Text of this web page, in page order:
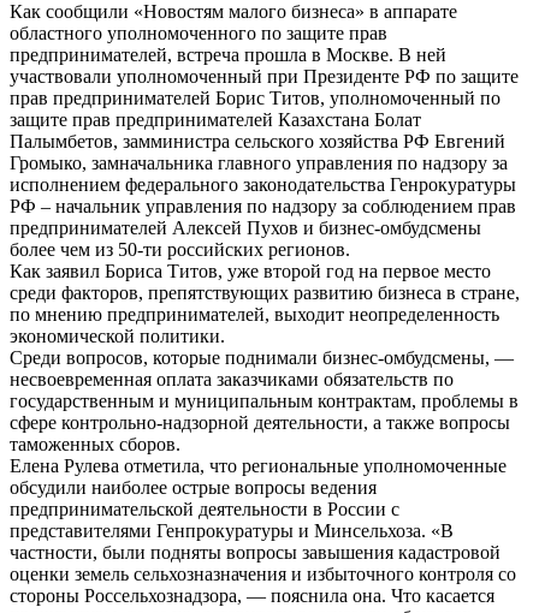
Как сообщили «Новостям малого бизнеса» в аппарате
областного уполномоченного по защите прав
предпринимателей, встреча прошла в Москве. В ней
участвовали уполномоченный при Президенте РФ по защите
прав предпринимателей Борис Титов, уполномоченный по
защите прав предпринимателей Казахстана Болат
Палымбетов, замминистра сельского хозяйства РФ Евгений
Громыко, замначальника главного управления по надзору за
исполнением федерального законодательства Генрокуратуры
РФ – начальник управления по надзору за соблюдением прав
предпринимателей Алексей Пухов и бизнес-омбудсмены
более чем из 50-ти российских регионов.
Как заявил Бориса Титов, уже второй год на первое место
среди факторов, препятствующих развитию бизнеса в стране,
по мнению предпринимателей, выходит неопределенность
экономической политики.
Среди вопросов, которые поднимали бизнес-омбудсмены, —
несвоевременная оплата заказчиками обязательств по
государственным и муниципальным контрактам, проблемы в
сфере контрольно-надзорной деятельности, а также вопросы
таможенных сборов.
Елена Рулева отметила, что региональные уполномоченные
обсудили наиболее острые вопросы ведения
предпринимательской деятельности в России с
представителями Генпрокуратуры и Минсельхоза. «В
частности, были подняты вопросы завышения кадастровой
оценки земель сельхозназначения и избыточного контроля со
стороны Россельхознадзора, — пояснила она. Что касается